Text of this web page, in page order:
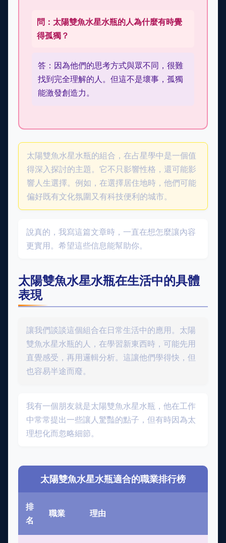
問：太陽雙魚水星水瓶的人為什麼有時覺
得孤獨？
答：因為他們的思考方式與眾不同，很難
找到完全理解的人。但這不是壞事，孤獨
能激發創造力。
太陽雙魚水星水瓶的組合，在占星學中是一個值
得深入探討的主題。它不只影響性格，還可能影
響人生選擇。例如，在選擇居住地時，他們可能
偏好既有文化氛圍又有科技便利的城市。
說真的，我寫這篇文章時，一直在想怎麼讓內容
更實用。希望這些信息能幫助你。
太陽雙魚水星水瓶在生活中的具體
表現
讓我們談談這個組合在日常生活中的應用。太陽
雙魚水星水瓶的人，在學習新東西時，可能先用
直覺感受，再用邏輯分析。這讓他們學得快，但
也容易半途而廢。
我有一個朋友就是太陽雙魚水星水瓶，他在工作
中常常提出一些讓人驚豔的點子，但有時因為太
理想化而忽略細節。
太陽雙魚水星水瓶適合的職業排行榜
排
名
職業 理由